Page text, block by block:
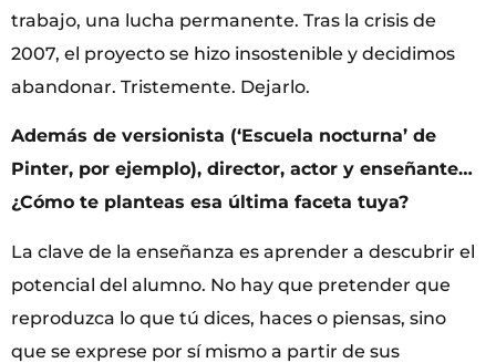
trabajo, una lucha permanente. Tras la crisis de
2007, el proyecto se hizo insostenible y decidimos
abandonar. Tristemente. Dejarlo.
Además de versionista (‘Escuela nocturna’ de
Pinter, por ejemplo), director, actor y enseñante…
¿Cómo te planteas esa última faceta tuya?
La clave de la enseñanza es aprender a descubrir el
potencial del alumno. No hay que pretender que
reproduzca lo que tú dices, haces o piensas, sino
que se exprese por sí mismo a partir de sus